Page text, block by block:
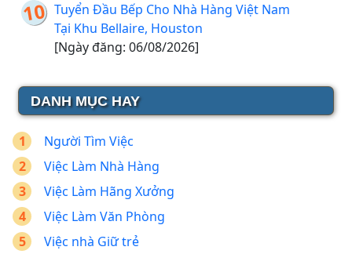
Tuyển Đầu Bếp Cho Nhà Hàng Việt Nam
Tại Khu Bellaire, Houston
[Ngày đăng: 06/08/2026]
DANH MỤC HAY
Người Tìm Việc
Việc Làm Nhà Hàng
Việc Làm Hãng Xưởng
Việc Làm Văn Phòng
Việc nhà Giữ trẻ